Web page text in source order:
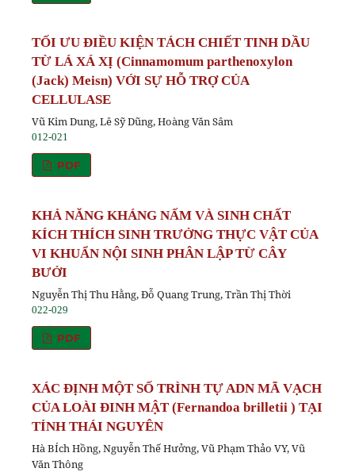
TỐI ƯU ĐIỀU KIỆN TÁCH CHIẾT TINH DẦU
TỪ LÁ XÁ XỊ (Cinnamomum parthenoxylon
(Jack) Meisn) VỚI SỰ HỖ TRỢ CỦA
CELLULASE
Vũ Kim Dung, Lê Sỹ Dũng, Hoàng Văn Sâm
012-021
PDF
KHẢ NĂNG KHÁNG NẤM VÀ SINH CHẤT
KÍCH THÍCH SINH TRƯỞNG THỰC VẬT CỦA
VI KHUẨN NỘI SINH PHÂN LẬP TỪ CÂY
BƯỞI
Nguyễn Thị Thu Hằng, Đỗ Quang Trung, Trần Thị Thời
022-029
PDF
XÁC ĐỊNH MỘT SỐ TRÌNH TỰ ADN MÃ VẠCH
CỦA LOÀI ĐINH MẬT (Fernandoa brilletii ) TẠI
TỈNH THÁI NGUYÊN
Hà BÍch Hồng, Nguyễn Thế Hưởng, Vũ Phạm Thảo VY, Vũ
Văn Thông